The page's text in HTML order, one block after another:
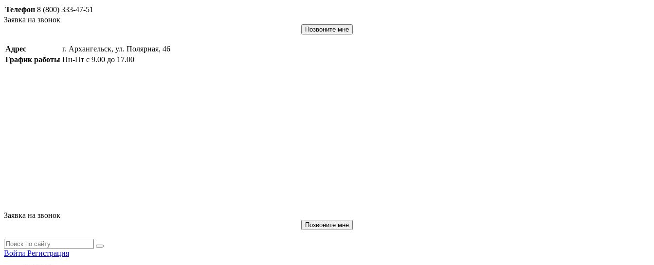
Телефон 8 (800) 333-47-51
Заявка на звонок
Позвоните мне
Адрес
г. Архангельск, ул. Полярная, 46
График работы Пн-Пт с 9.00 до 17.00
Заявка на звонок
Позвоните мне
Войти Регистрация